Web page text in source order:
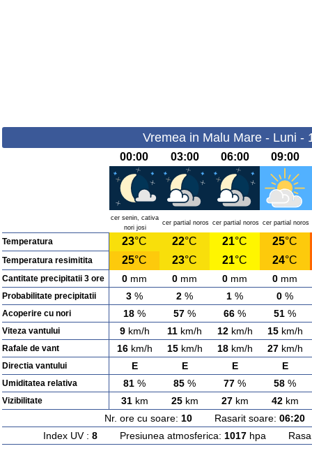
Vremea in Malu Mare - Luni -
00:00 03:00 06:00 09:00
cer senin, cativa
nori josi
cer partial noros cer partial noros cer partial noros
Temperatura 23°C 22°C 21°C 25°C
Temperatura resimitita 25°C 23°C 21°C 24°C
Cantitate precipitatii 3 ore 0 mm 0 mm 0 mm 0 mm
Probabilitate precipitatii 3 % 2 % 1 % 0 %
Acoperire cu nori 18 % 57 % 66 % 51 %
Viteza vantului 9km/h 11 km/h 12km/h 15km/h
Rafale de vant 16km/h 15km/h 18km/h 27km/h
Directia vantului E E E E
Umiditatea relativa 81 % 85 % 77 % 58 %
Vizibilitate 31km 25km 27km 42km
Nr. ore cu soare: 10Rasarit soare: 06:20
Index UV : 8Presiunea atmosferica: 1017hpa